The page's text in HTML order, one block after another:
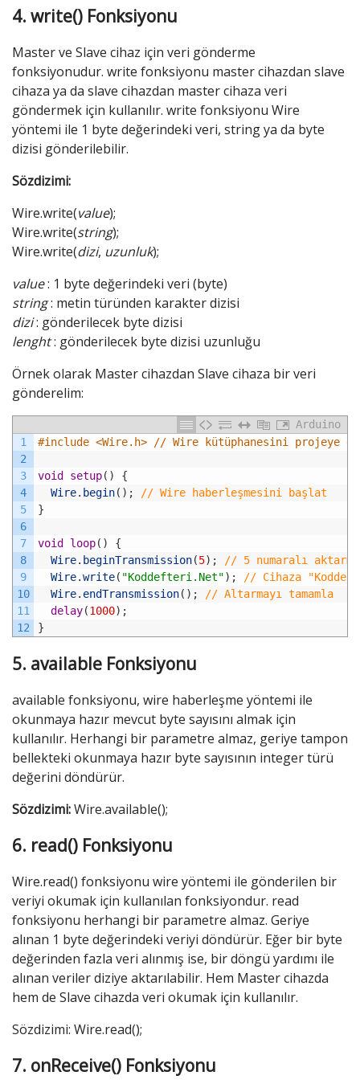
4. write() Fonksiyonu
Master ve Slave cihaz için veri gönderme
fonksiyonudur. write fonksiyonu master cihazdan slave
cihaza ya da slave cihazdan master cihaza veri
göndermek için kullanılır. write fonksiyonu Wire
yöntemi ile 1 byte değerindeki veri, string ya da byte
dizisi gönderilebilir.
Sözdizimi:
Wire.write(value);
Wire.write(string);
Wire.write(dizi, uzunluk);
value: 1 byte değerindeki veri (byte)
string: metin türünden karakter dizisi
dizi: gönderilecek byte dizisi
lenght: gönderilecek byte dizisi uzunluğu
Örnek olarak Master cihazdan Slave cihaza bir veri
gönderelim:
Arduino
1
2
3
4
5
6
7
8
9
10
11
12
#include <Wire.h> // Wire kütüphanesini projeye
void setup( )
{
Wire. begin( ) ;
// Wire haberleşmesini başlat
}
void loop( )
{
Wire. beginTransmission(5) ;
// 5 numaralı
Wire.write( "Koddefteri.Net") ;
// Cihaza
Wire. endTransmission( ) ;
// Altarmayı tamamla
delay(1000) ;
}
5. available Fonksiyonu
available fonksiyonu, wire haberleşme yöntemi ile
okunmaya hazır mevcut byte sayısını almak için
kullanılır. Herhangi bir parametre almaz, geriye tampon
bellekteki okunmaya hazır byte sayısının integer türü
değerini döndürür.
Sözdizimi:Wire.available();
6. read() Fonksiyonu
Wire.read() fonksiyonu wire yöntemi ile gönderilen bir
veriyi okumak için kullanılan fonksiyondur. read
fonksiyonu herhangi bir parametre almaz. Geriye
alınan 1 byte değerindeki veriyi döndürür. Eğer bir byte
değerinden fazla veri alınmış ise, bir döngü yardımı ile
alınan veriler diziye aktarılabilir. Hem Master cihazda
hem de Slave cihazda veri okumak için kullanılır.
Sözdizimi: Wire.read();
7. onReceive() Fonksiyonu